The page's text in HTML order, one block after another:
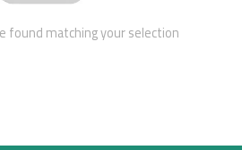
found matching your selection.